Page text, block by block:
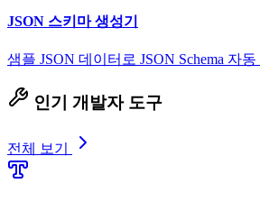
JSON 스키마 생성기
샘플 JSON 데이터로 JSON Schema 자동
인기 개발자 도구
전체 보기